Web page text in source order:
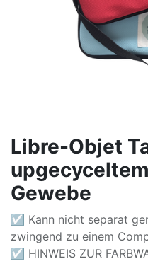
Libre-Objet
Gewebe
☑ Kann nicht separat
zwingend zu einem
☑ HINWEIS ZUR